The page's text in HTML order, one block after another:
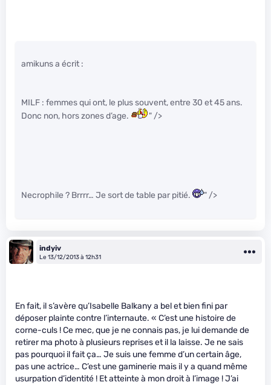
amikuns a écrit :
MILF : femmes qui ont, le plus souvent, entre 30 et 45 ans.
Donc non, hors zones d’age.
" />
Necrophile ? Brrrr… Je sort de table par pitié. " />
indyiv
Le 13/12/2013 à 12h31
En fait, il s’avère qu’Isabelle Balkany a bel et bien fini par
déposer plainte contre l’internaute. « C’est une histoire de
corne-culs ! Ce mec, que je ne connais pas, je lui demande de
retirer ma photo à plusieurs reprises et il la laisse. Je ne sais
pas pourquoi il fait ça… Je suis une femme d’un certain âge,
pas une actrice… C’est une gaminerie mais il y a quand même
usurpation d’identité ! Et atteinte à mon droit à l’image ! J’ai